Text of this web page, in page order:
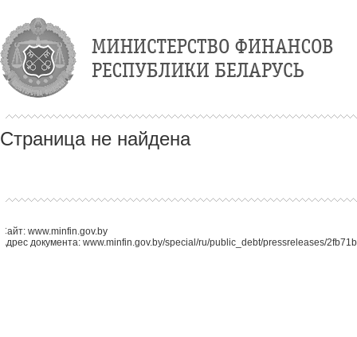
Страница не найдена
Сайт: www.minfin.gov.by
Адрес документа: www.minfin.gov.by/special/ru/public_debt/pressreleases/